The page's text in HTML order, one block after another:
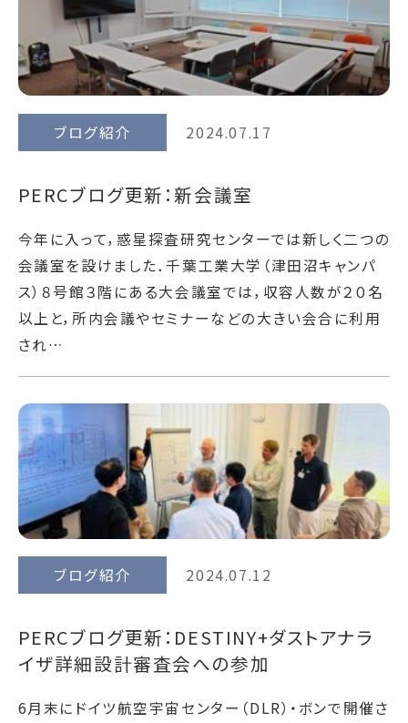
ブログ紹介 2024.07.17
PERCブログ更新：新会議室
今年に入って，惑星探査研究センターでは新しく二つの
会議室を設けました．千葉工業大学（津田沼キャンパ
ス）８号館３階にある大会議室では，収容人数が２０名
以上と，所内会議やセミナーなどの大きい会合に利用
され…
ブログ紹介 2024.07.12
PERCブログ更新：DESTINY+ダストアナラ
イザ詳細設計審査会への参加
6月末にドイツ航空宇宙センター（DLR）・ボンで開催さ